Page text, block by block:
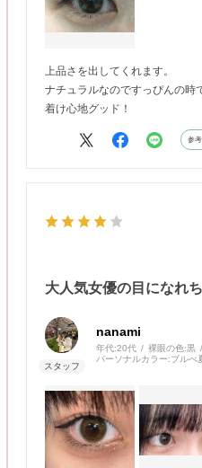
上品さを出してくれます。
ナチュラルなのですっぴんの時
着け心地グッド！
参
大人気女優の目になれ
nanami
年代:20代 裸眼の色:黒
パーソナルカラー:ブルべ